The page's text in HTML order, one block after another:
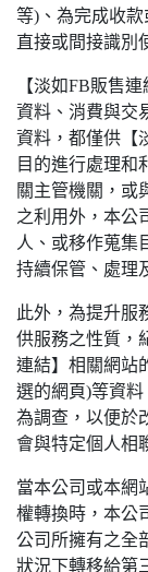
等)、為完成收
直接或間接識別
【淡如FB販售
資料、消費與交
資料，都僅供【
目的進行處理和
關主管機關，或
之利用外，本公
人、或移作蒐集
持續保管、處理
此外，為提升服
供服務之性質，
連結】相關網站
選的網頁)等資
為調查，以便於
會與特定個人相
當本公司或本網
權轉換時，本公
公司所擁有之全
狀況下轉移給第